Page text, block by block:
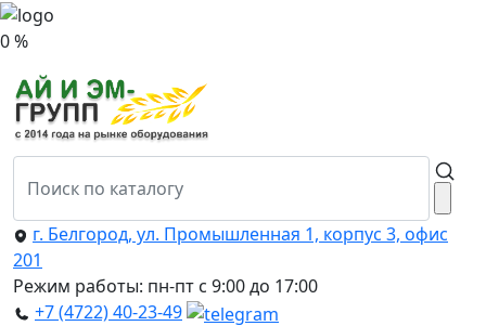
0 %
г. Белгород, ул. Промышленная 1, корпус 3, офис
201
Режим работы: пн-пт с 9:00 до 17:00
+7 (4722) 40-23-49